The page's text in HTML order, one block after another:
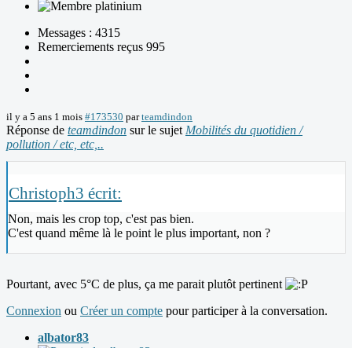
Messages : 4315
Remerciements reçus 995
il y a 5 ans 1 mois #173530 parteamdindon
Réponse de teamdindon sur le sujet Mobilités du quotidien /
pollution / etc, etc,..
Christoph3 écrit:
Non, mais les crop top, c'est pas bien.
C'est quand même là le point le plus important, non ?
Pourtant, avec 5°C de plus, ça me parait plutôt pertinent
Connexion ou Créer un compte pour participer à la conversation.
albator83